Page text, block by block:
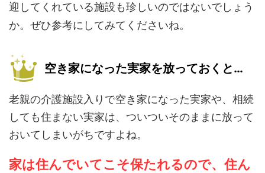
迎してくれている施設も珍しいのではないでしょう
か。ぜひ参考にしてみてくださいね。
空き家になった実家を放っておくと…
老親の介護施設入りで空き家になった実家や、相続
しても住まない実家は、ついついそのままに放って
おいてしまいがちですよね。
家は住んでいてこそ保たれるので、住ん